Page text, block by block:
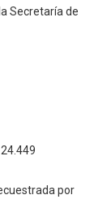
Secretaría de
por